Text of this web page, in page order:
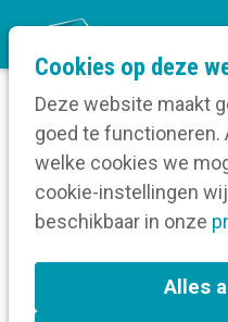
Cookies op deze
Deze website maakt
goed te functioneren.
welke cookies we
cookie-instellingen
beschikbaar in onze
Alles
Home
Verruim je
Communicatiebeleid